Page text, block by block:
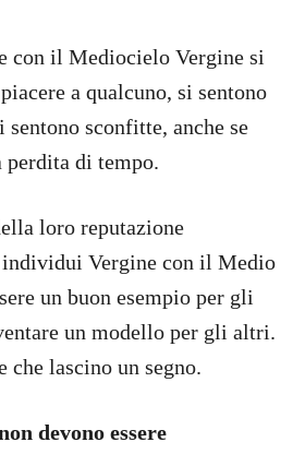
con il Mediocielo Vergine si
a qualcuno, si sentono
sconfitte, anche se
perdita di tempo.
loro reputazione
Vergine con il Medio
un buon esempio per gli
un modello per gli altri.
che lascino un segno.
devono essere